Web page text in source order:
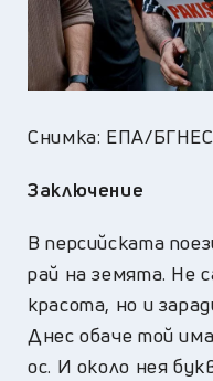
Снимка: ЕПА/
Заключение
В персийската
рай на земята. Не
красота, но и
Днес обаче той
ос. И около нея